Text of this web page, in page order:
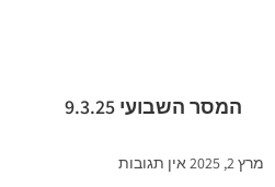
המסר השבועי 9.3.25
מרץ 2, 2025 אין תגובות